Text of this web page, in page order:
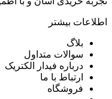
اطلاعات بیشتر
بلاگ
سوالات متداول
درباره فیدار الکتریک
ارتباط با ما
فروشگاه